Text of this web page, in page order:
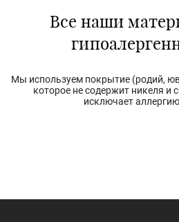
Все наши
Мы используем покрытие (родий,
которое не содержит никеля и
исключает